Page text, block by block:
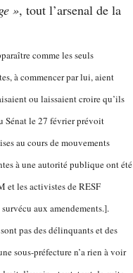
», tout l’arsenal de la
comme les seuls
à commencer par lui, aient
ou laissaient croire qu’ils
Sénat le 27 février prévoit
au cours de mouvements
à une autorité publique ont été
et les activistes de RESF
aux amendements.].
pas des délinquants et des
sous-préfecture n’a rien à voir